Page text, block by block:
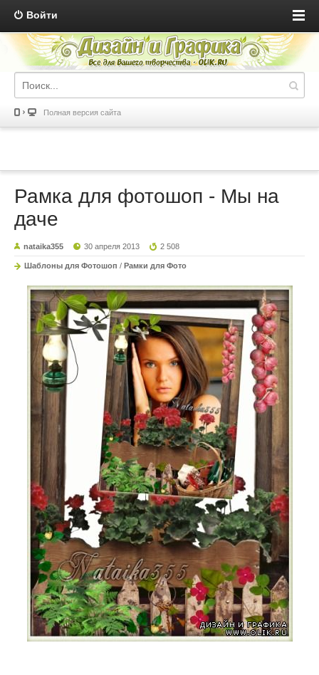
Войти
Полная версия сайта
Рамка для фотошоп - Мы на
даче
nataika355 30 апреля 2013 2 508
Шаблоны для Фотошоп / Рамки для Фото